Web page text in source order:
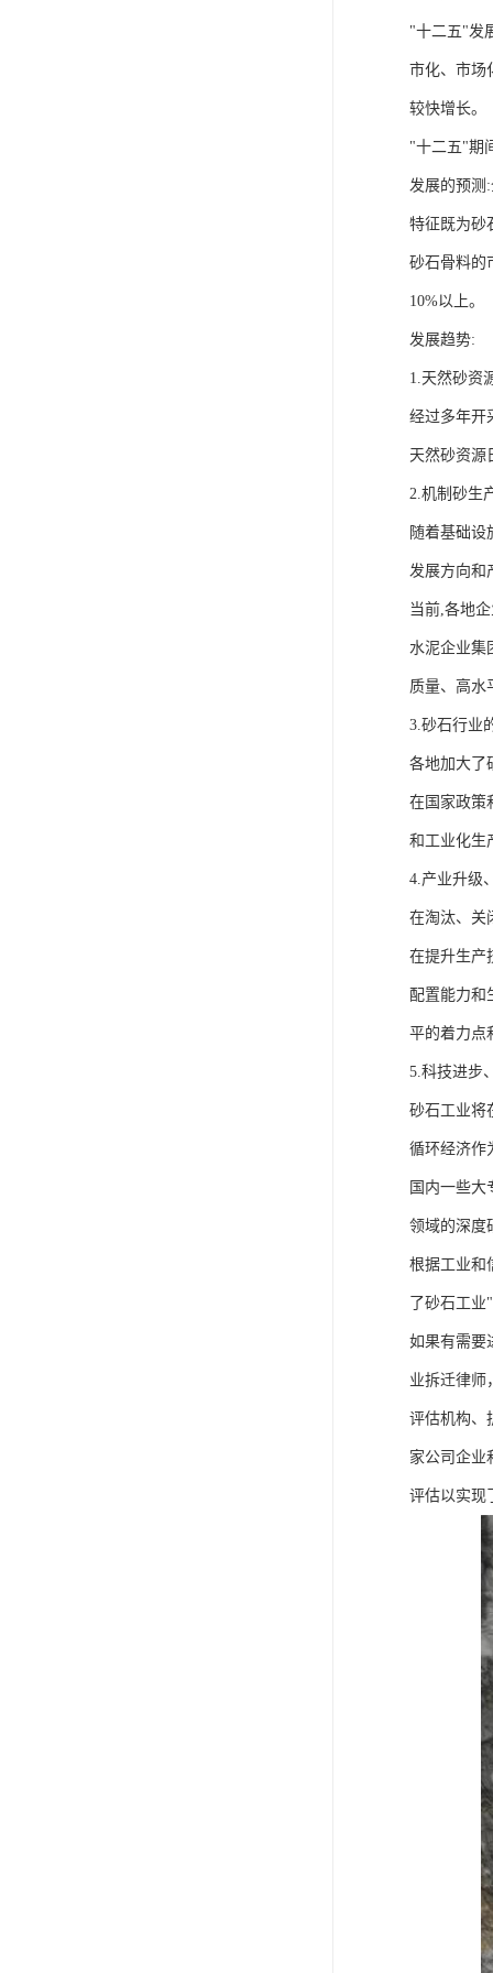
"十二五"发
市化、市场
较快增长。
"十二五"期
发展的预测
特征既为砂
砂石骨料的
10%以上。
发展趋势:
1.天然砂资
经过多年开
天然砂资源
2.机制砂生
随着基础设
发展方向和
当前,各地
水泥企业集
质量、高水
3.砂石行业
各地加大了
在国家政策
和工业化生
4.产业升级
在淘汰、关
在提升生产
配置能力和
平的着力点
5.科技进步
砂石工业将
循环经济作
国内一些
领域的深度
根据工业和
了砂石工
如果有需要
业拆迁律师
评估机构、
家公司企业
评估以实现